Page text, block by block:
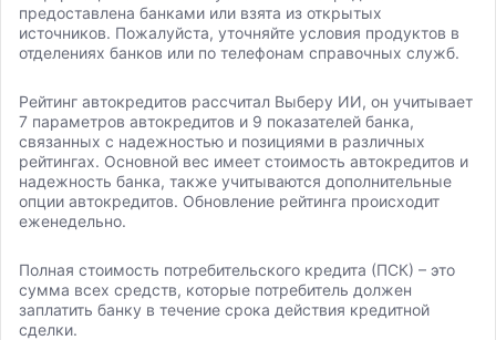
предоставлена банками или взята из открытых
источников. Пожалуйста, уточняйте условия продуктов в
отделениях банков или по телефонам справочных служб.
Рейтинг автокредитов рассчитал Выберу ИИ, он учитывает
7 параметров автокредитов и 9 показателей банка,
связанных с надежностью и позициями в различных
рейтингах. Основной вес имеет стоимость автокредитов и
надежность банка, также учитываются дополнительные
опции автокредитов. Обновление рейтинга происходит
еженедельно.
Полная стоимость потребительского кредита (ПСК) – это
сумма всех средств, которые потребитель должен
заплатить банку в течение срока действия кредитной
сделки.